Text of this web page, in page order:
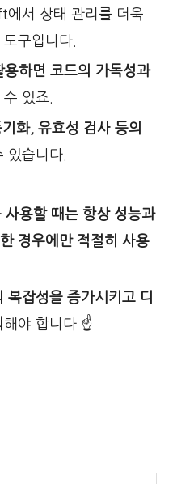
서 상태 관리를 더욱
구입니다.
하면 코드의 가독성과
있죠.
화, 유효성 검사 등의
있습니다.
용할 때는 항상 성능과
경우에만 적절히 사용
복잡성을 증가시키고 디
해야 합니다 ☝️